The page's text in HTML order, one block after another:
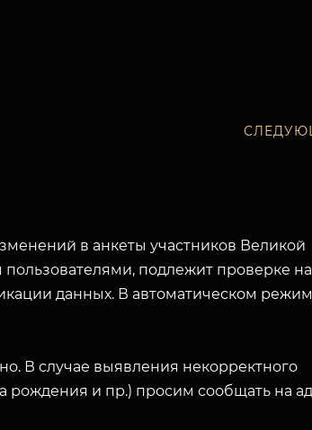
в анкеты участников Великой
подлежит проверке
данных. В автоматическом
В случае выявления некорректного
рождения и пр.) просим сообщать на